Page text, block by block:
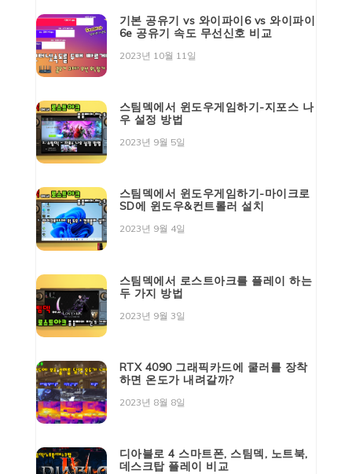
기본 공유기 vs 와이파이6 vs 와이파이
6e 공유기 속도 무선신호 비교
2023년 10월 11일
스팀덱에서 윈도우게임하기-지포스 나
우 설정 방법
2023년 9월 5일
스팀덱에서 윈도우게임하기-마이크로
SD에 윈도우&컨트롤러 설치
2023년 9월 4일
스팀덱에서 로스트아크를 플레이 하는
두 가지 방법
2023년 9월 3일
RTX 4090 그래픽카드에 쿨러를 장착
하면 온도가 내려갈까?
2023년 8월 8일
디아블로 4 스마트폰, 스팀덱, 노트북,
데스크탑 플레이 비교